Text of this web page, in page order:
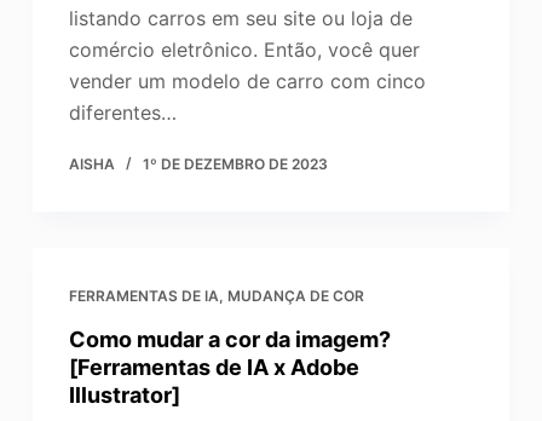
listando carros em seu site ou loja de
comércio eletrônico. Então, você quer
vender um modelo de carro com cinco
diferentes…
AISHA 1º DE DEZEMBRO DE 2023
FERRAMENTAS DE IA, MUDANÇA DE COR
Como mudar a cor da imagem?
[Ferramentas de IA x Adobe
Illustrator]